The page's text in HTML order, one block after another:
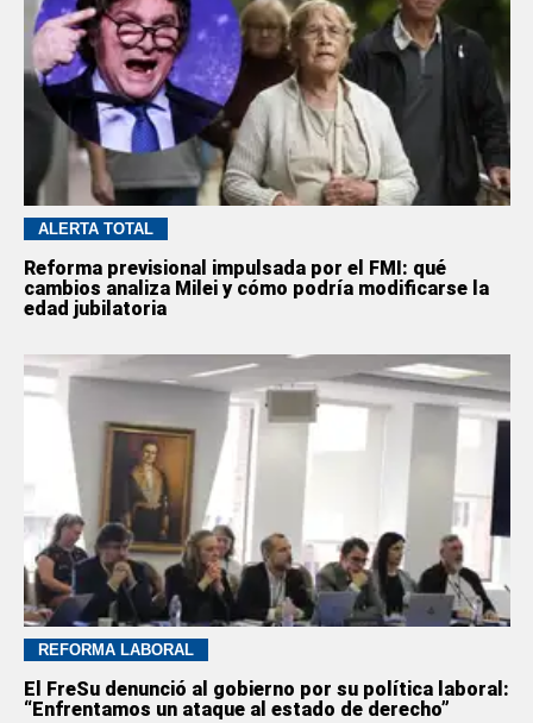
ALERTA TOTAL
Reforma previsional impulsada por el FMI: qué
cambios analiza Milei y cómo podría modificarse la
edad jubilatoria
REFORMA LABORAL
El FreSu denunció al gobierno por su política laboral:
“Enfrentamos un ataque al estado de derecho”